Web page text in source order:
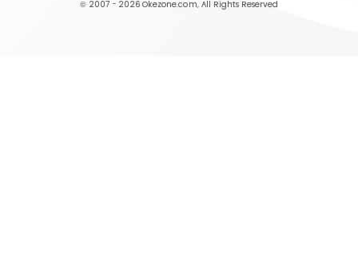
© 2007 - 2026 Okezone.com, All Rights Reserved